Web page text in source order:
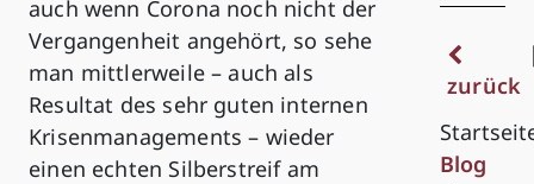
auch wenn Corona noch nicht der
Vergangenheit angehört, so sehe
man mittlerweile – auch als
Resultat des sehr guten internen
Krisenmanagements – wieder
einen echten Silberstreif am
zurück
Blog